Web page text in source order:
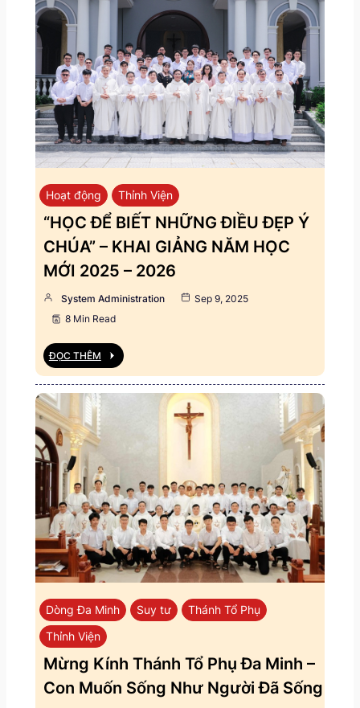
Hoạt động Thỉnh Viện
“HỌC ĐỂ BIẾT NHỮNG ĐIỀU ĐẸP Ý
CHÚA” – KHAI GIẢNG NĂM HỌC
MỚI 2025 – 2026
System Administration
Sep 9, 2025
8 Min Read
ĐỌC THÊM
Dòng Đa Minh Suy tư
Thánh Tổ Phụ
Thỉnh Viện
Mừng Kính Thánh Tổ Phụ Đa Minh –
Con Muốn Sống Như Người Đã Sống